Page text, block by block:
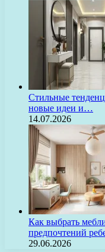
Стильные
новые идеи и…
14.07.2026
Как выбрать
предпочтений
29.06.2026